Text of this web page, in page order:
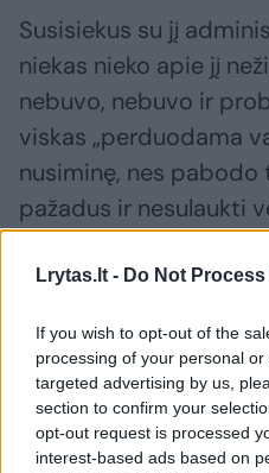
Lrytas.lt - Do Not
If you wish to opt-out of the
processing of your personal
targeted advertising by us,
section to confirm your
opt-out request is processed
interest-based ads based on
Susisiekus su jį
niekas nieko apie jį
nebuvo, nebuvo ir
viskas „perduodama
nusiminę, nes
pažadus ir nesulaukti
***
„Ekonovus“ Vilniaus
vadovas Kęstutis
priklauso minėtas